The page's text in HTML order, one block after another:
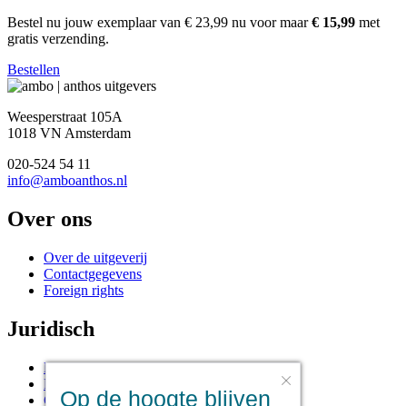
Bestel nu jouw exemplaar van € 23,99 nu voor maar€ 15,99 met
gratis verzending.
Bestellen
Weesperstraat 105A
1018 VN Amsterdam
020-524 54 11
info@amboanthos.nl
Over ons
Over de uitgeverij
Contactgegevens
Foreign rights
Juridisch
Disclaimer
Privacy statement
Cookies
Op de hoogte blijven